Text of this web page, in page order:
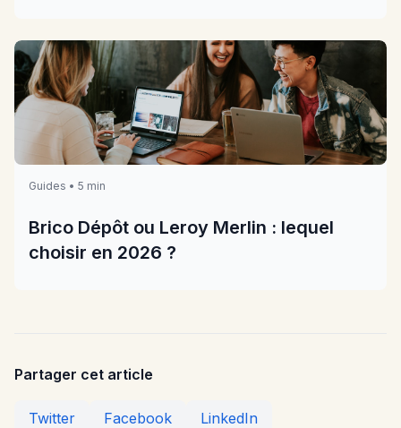
Guides • 5 min
Brico Dépôt ou Leroy Merlin : lequel
choisir en 2026 ?
Partager cet article
Twitter Facebook LinkedIn